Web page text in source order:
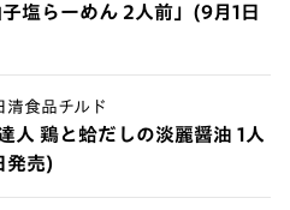
子塩らーめん 2人前」(9月1日
清食品チルド
人 鶏と蛤だしの淡麗醤油 1人
発売)